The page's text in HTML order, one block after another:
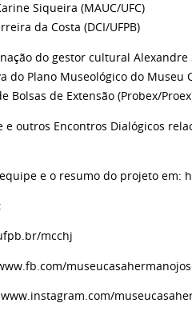
Siqueira (MAUC/UFC)
da Costa (DCI/UFPB)
do gestor cultural
do Plano Museológico do Museu
Bolsas de Extensão (Probex/
e outros Encontros Dialógicos
e o resumo do projeto em:
mcchj